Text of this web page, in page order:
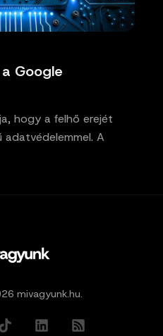
Google
hogy a felhő erejét
A
mivagyunk.hu.